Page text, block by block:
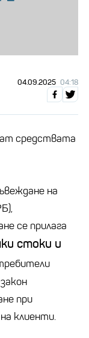
04.09.2025 04:18
средствата
на
се прилага
стоки и
при
клиенти.